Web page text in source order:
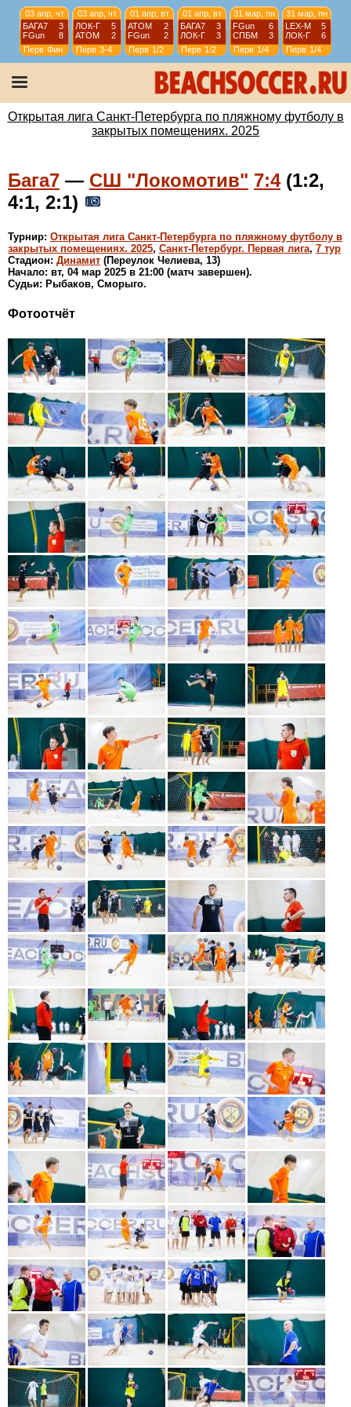
03 апр, чт
БАГА7
3
FGun
8
Перв Фин
03 апр, чт
ЛОК-Г
5
АТОМ
2
Перв 3-4
01 апр, вт
АТОМ
2
FGun
2
Перв 1/2
01 апр, вт
БАГА7
3
ЛОК-Г
3
Перв 1/2
31 мар, пн
FGun
6
СПБМ
3
Перв 1/4
31 мар, пн
LEX-М
5
ЛОК-Г
6
Перв 1/4
29 мар, сб
7
Кристалл7
28 мар, пт
Кристалл5
LEX
5
28 мар, пт
СРТВ
4
ЮМР
2
Открытая лига Санкт-Петербурга по пляжному футболу в
закрытых помещениях. 2025
Бага7 — СШ "Локомотив" 7:4(1:2,
4:1, 2:1)
Турнир: Открытая лига Санкт-Петербурга по пляжному футболу в
закрытых помещениях. 2025, Санкт-Петербург. Первая лига, 7 тур
Стадион: Динамит (Переулок Челиева, 13)
Начало: вт, 04 мар 2025 в 21:00 (матч завершен).
Судьи: Рыбаков, Сморыго.
Фотоотчёт